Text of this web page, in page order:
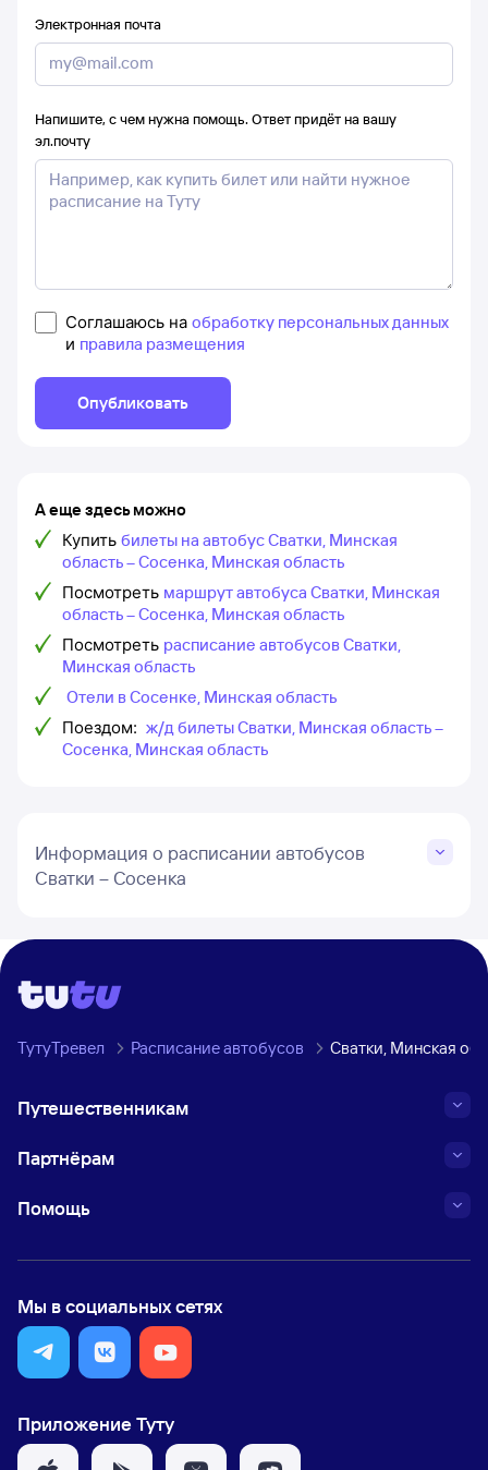
Электронная почта
Напишите, с чем нужна помощь. Ответ придёт на вашу
эл.почту
Соглашаюсь на обработку персональных данных
и правила размещения
Опубликовать
А еще здесь можно
Купить билеты на автобус Сватки, Минская
область – Сосенка, Минская область
Посмотреть маршрут автобуса Сватки, Минская
область – Сосенка, Минская область
Посмотреть расписание автобусов Сватки,
Минская область
Отели в Сосенке, Минская область
Поездом: ж/д билеты Сватки, Минская область –
Сосенка, Минская область
Информация о расписании автобусов
Сватки – Сосенка
ТутуТревел Расписание автобусов Сватки, Минская
Путешественникам
Партнёрам
Помощь
Мы в социальных сетях
Приложение Туту